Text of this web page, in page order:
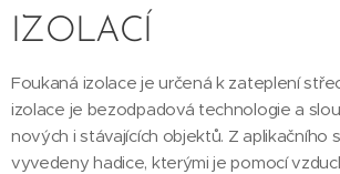
IZOLACÍ
Foukaná izolace je určená k zateplení
izolace je bezodpadová technologie a
nových i stávajících objektů. Z aplikačního
vyvedeny hadice, kterými je pomocí